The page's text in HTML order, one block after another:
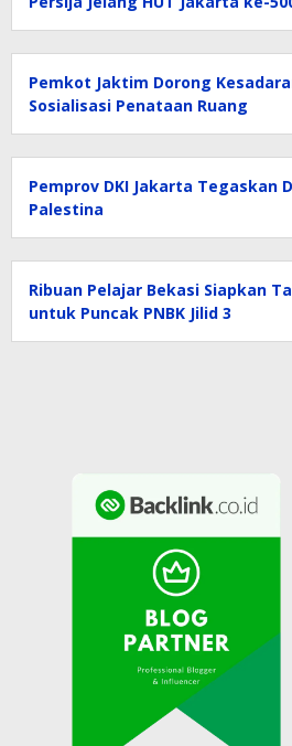
Pemkot Jaktim Dorong
Sosialisasi Penataan Ruang
Pemprov DKI Jakarta Tegaskan
Palestina
Ribuan Pelajar Bekasi Siapkan
untuk Puncak PNBK Jilid 3